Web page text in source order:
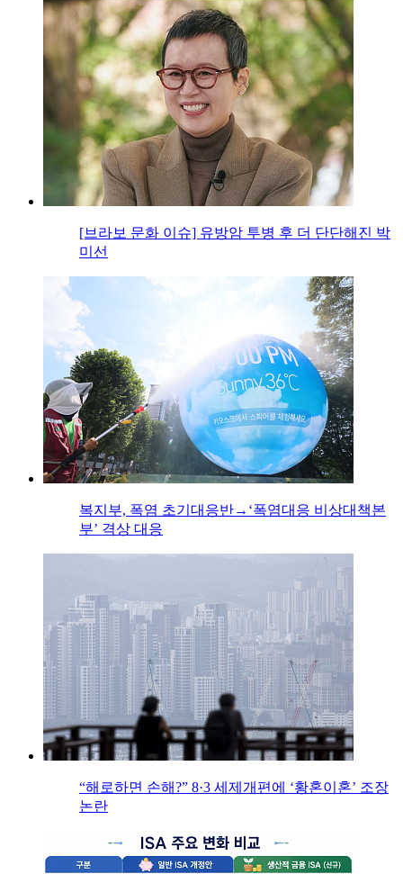
[브라보 문화 이슈] 유방암 투병 후 더 단단해진 박
미선
복지부, 폭염 초기대응반→‘폭염대응 비상대책본
부’ 격상 대응
“해로하면 손해?” 8·3 세제개편에 ‘황혼이혼’ 조장
논란